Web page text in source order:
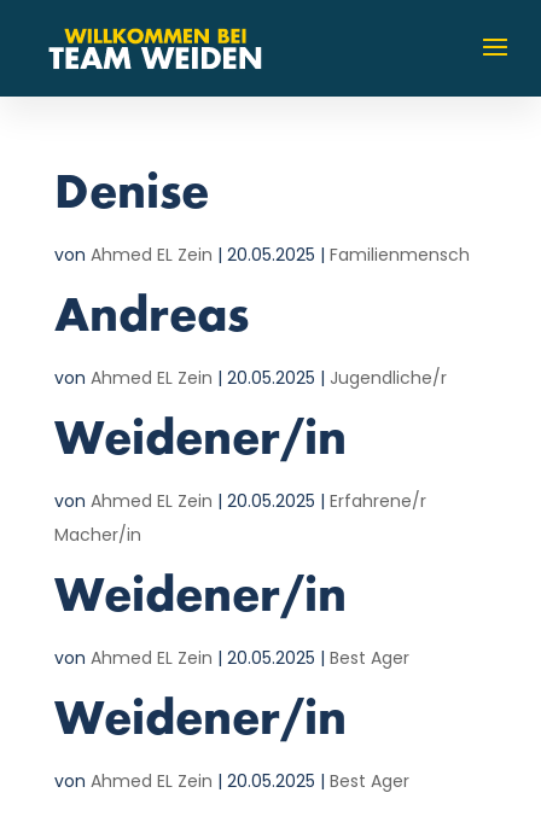
Denise
von Ahmed EL Zein | 20.05.2025 | Familienmensch
Andreas
von Ahmed EL Zein | 20.05.2025 | Jugendliche/r
Weidener/in
von Ahmed EL Zein | 20.05.2025 | Erfahrene/r
Macher/in
Weidener/in
von Ahmed EL Zein | 20.05.2025 | Best Ager
Weidener/in
von Ahmed EL Zein | 20.05.2025 | Best Ager